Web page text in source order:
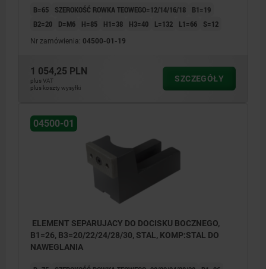
B=65 SZEROKOŚĆ ROWKA TEOWEGO=12/14/16/18
B1=19
B2=20
D=M6 H=85 H1=38 H3=40 L=132 L1=66 S=12
Nr zamówienia: 04500-01-19
1 054,25 PLN
plus VAT
plus koszty wysyłki
SZCZEGÓŁY
04500-01
ELEMENT SEPARUJACY DO DOCISKU BOCZNEGO,
B1=26, B3=20/22/24/28/30, STAL, KOMP:STAL DO
NAWEGLANIA